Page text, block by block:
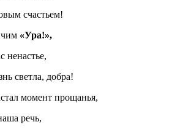
счастьем!
«Ура!»,
ненастье,
светла, добра!
момент прощанья,
речь,